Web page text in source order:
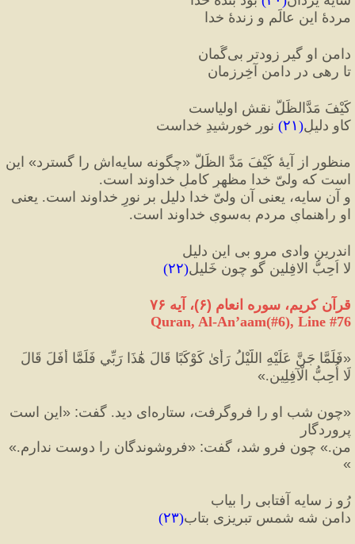
مردهٔ این عالَم و زندهٔ خدا
دامنِ او گیر زودتر بی‌‌گُمان
تا رهی در دامنِ آخِرزمان‌‌
کَیْفَ‌ مَدَّالظِّلَّ نقشِ اولیاست
کاو دلیلِ(۲۱) نورِ خورشیدِ خداست
منظور از آیۀ كَيْفَ ‌مَدَّ الظِّلَّ «چگونه سایه‌اش را گسترد »
است که ولیّ خدا مظهرِ کاملِ خداوند است.
او راهنمایِ مردم به‌سویِ خداوند است.
اندرین وادی مرو بی این دلیل
لا اُحِبُّ الافِلین گو چون خَلیل(۲۲)
قرآن كريم، سوره انعام (۶)، آیه ۷۶
Quran, Al-An’aam(#6), Line #76
«
لَا أُحِبُّ الْآفِلِين.»
«چون شب او را فروگرفت، ستاره‌اى ديد. گفت :
«اين است
من.» چون فرو شد، گفت:
«فروشوندگان را دوست ندارم.»
»
رُو ز سایه آفتابی را بیاب
دامنِ شه شمس تبریزی بتاب(۲۳)